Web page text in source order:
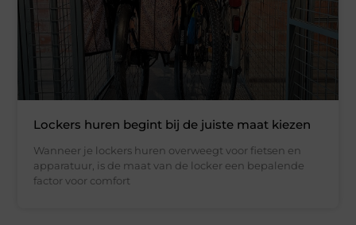
Lockers huren begint bij de juiste maat kiezen
Wanneer je lockers huren overweegt voor fietsen en
apparatuur, is de maat van de locker een bepalende
factor voor comfort